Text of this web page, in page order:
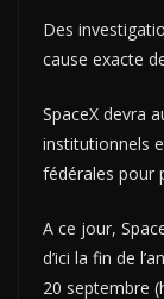
Des
cause exacte
SpaceX devra
institutionnels
fédérales pour
A ce jour,
d’ici la fin de
20 septembre